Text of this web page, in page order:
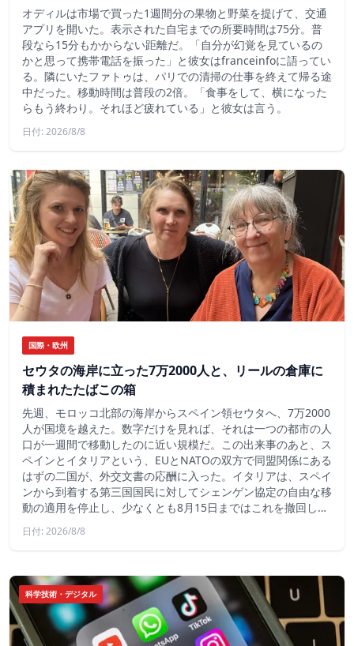
オディルは市場で買った1週間分の果物と野菜を提げて、交通
アプリを開いた。表示された自宅までの所要時間は75分。普
段なら15分もかからない距離だ。「自分が幻覚を見ているの
かと思って携帯電話を振った」と彼女はfranceinfoに語ってい
る。隣にいたファトゥは、パリでの清掃の仕事を終えて帰る途
中だった。移動時間は普段の2倍。「食事をして、横になった
らもう終わり。それほど疲れている」と彼女は言う。
日付: 2026/8/8
国際・欧州
セウタの海岸に立った7万2000人と、リールの倉庫に
積まれたたばこの箱
先週、モロッコ北部の海岸からスペイン領セウタへ、7万2000
人が国境を越えた。数字だけを見れば、それは一つの都市の人
口が一週間で移動したのに近い規模だ。この出来事のあと、ス
ペインとイタリアという、EUとNATOの双方で同盟関係にある
はずの二国が、外交文書の応酬に入った。イタリアは、スペイ
ンから到着する第三国国民に対してシェンゲン協定の自由な移
動の適用を停止し、少なくとも8月15日まではこれを撤回し…
日付: 2026/8/8
科学技術・デジタル